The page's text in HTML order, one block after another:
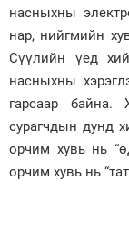
насныхны
нар, нийгмийн
Сүүлийн үед
насныхны
гарсаар
сурагчдын дунд
орчим хувь нь
орчим хувь нь